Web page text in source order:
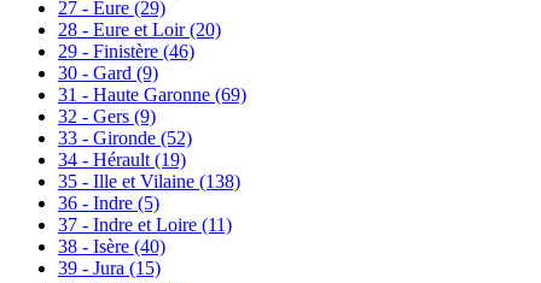
27 - Eure (29)
28 - Eure et Loir(20)
29 - Finistère (46)
30 - Gard (9)
31 - Haute Garonne (69)
32 - Gers (9)
33 - Gironde (52)
34 - Hérault (19)
35 - Ille et Vilaine (138)
36 - Indre (5)
37 - Indre et Loire (11)
38 - Isère (40)
39 - Jura (15)